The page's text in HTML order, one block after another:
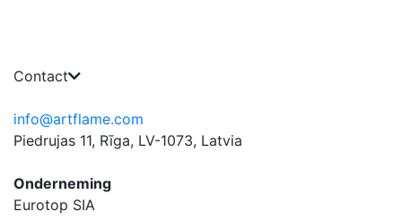
Contact
info@artflame.com
Piedrujas 11, Rīga, LV-1073, Latvia
Onderneming
Eurotop SIA